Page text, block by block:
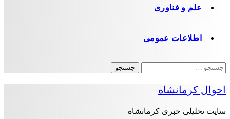
علم و فناوری
اطلاعات عمومی
جستجو
برای:
احوال کرمانشاه
سایت تحلیلی خبری کرمانشاه